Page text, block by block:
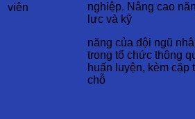
viên
nghiệp. Nâng cao
lực và kỹ
năng của đội ngũ
trong tổ chức thông
huấn luyện, kèm cặp
chỗ